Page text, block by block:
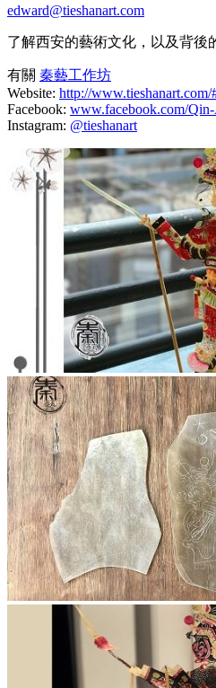
edward@tieshanart.com
了解西安的藝術文化，以及背後
有關 秦藝工作坊
Website: http://www.tieshanart.com/
Facebook: www.facebook.com/
Instagram: @tieshanart